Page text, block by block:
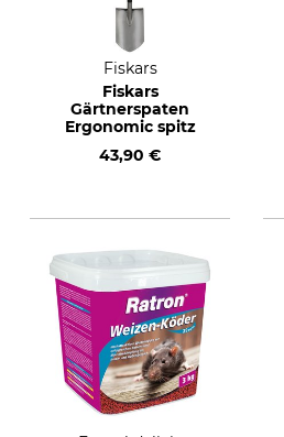
Fiskars
Fiskars
Gärtnerspaten
Ergonomic spitz
43,90 €